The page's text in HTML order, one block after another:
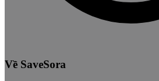
Về SaveSora